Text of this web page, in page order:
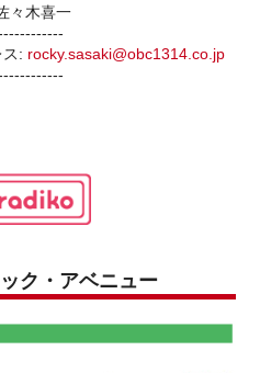
々木喜一
: rocky.sasaki@obc1314.co.jp
ク・アベニュー